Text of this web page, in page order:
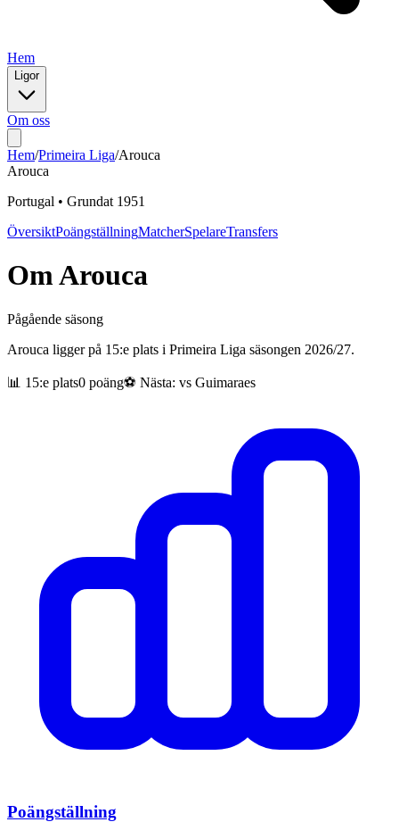
Hem
Ligor
Om oss
Hem/Primeira Liga/Arouca
Arouca
Portugal • Grundat 1951
ÖversiktPoängställningMatcherSpelareTransfers
OmArouca
Pågående säsong
Arouca ligger på 15:e plats i Primeira Liga säsongen 2026/27.
📊 15:e plats0 poäng⚽ Nästa: vs Guimaraes
Poängställning